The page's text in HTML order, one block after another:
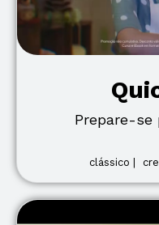
Prepare-se
clássico |